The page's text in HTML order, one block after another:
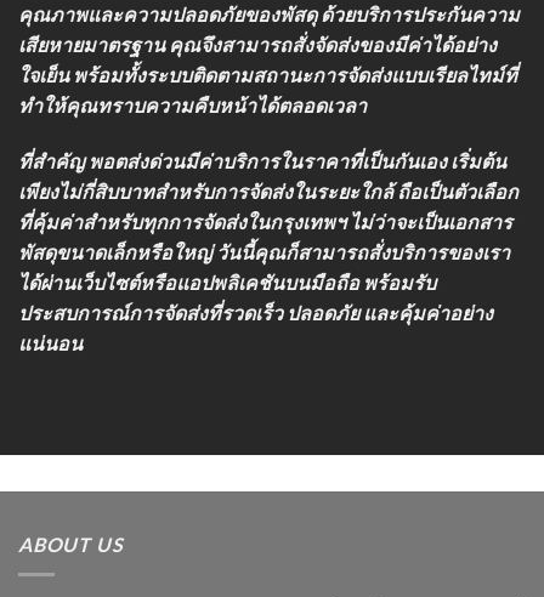
คุณภาพและความปลอดภัยของพัสดุ ด้วยบริการประกันความ
เสียหายมาตรฐาน คุณจึงสามารถสั่งจัดส่งของมีค่าได้อย่าง
ใจเย็น พร้อมทั้งระบบติดตามสถานะการจัดส่งแบบเรียลไทม์ที่
ทำให้คุณทราบความคืบหน้าได้ตลอดเวลา
ที่สำคัญ พอตส่งด่วนมีค่าบริการในราคาที่เป็นกันเอง เริ่มต้น
เพียงไม่กี่สิบบาทสำหรับการจัดส่งในระยะใกล้ ถือเป็นตัวเลือก
ที่คุ้มค่าสำหรับทุกการจัดส่งในกรุงเทพฯ ไม่ว่าจะเป็นเอกสาร
พัสดุขนาดเล็กหรือใหญ่ วันนี้คุณก็สามารถสั่งบริการของเรา
ได้ผ่านเว็บไซต์หรือแอปพลิเคชันบนมือถือ พร้อมรับ
ประสบการณ์การจัดส่งที่รวดเร็ว ปลอดภัย และคุ้มค่าอย่าง
แน่นอน
ABOUT US